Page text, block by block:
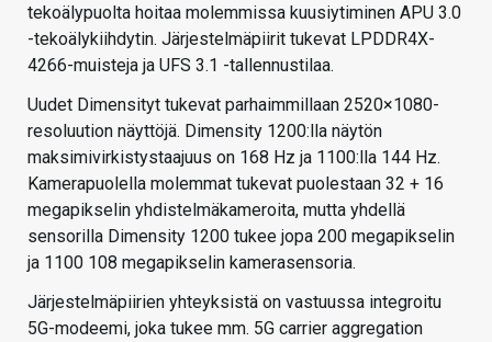
tekoälypuolta hoitaa molemmissa kuusiytiminen APU 3.0
-tekoälykiihdytin. Järjestelmäpiirit tukevat LPDDR4X-
4266-muisteja ja UFS 3.1 -tallennustilaa.
Uudet Dimensityt tukevat parhaimmillaan 2520×1080-
resoluution näyttöjä. Dimensity 1200:lla näytön
maksimivirkistystaajuus on 168 Hz ja 1100:lla 144 Hz.
Kamerapuolella molemmat tukevat puolestaan 32 + 16
megapikselin yhdistelmäkameroita, mutta yhdellä
sensorilla Dimensity 1200 tukee jopa 200 megapikselin
ja 1100 108 megapikselin kamerasensoria.
Järjestelmäpiirien yhteyksistä on vastuussa integroitu
5G-modeemi, joka tukee mm. 5G carrier aggregation